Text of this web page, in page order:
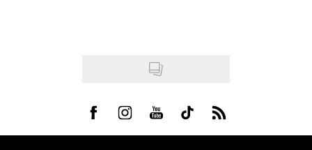
Visit us on Facebook
Visit us on Instagram
Visit us on Youtube
Visit us on Tiktok
Visit us on Rss